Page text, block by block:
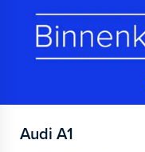
Audi A1